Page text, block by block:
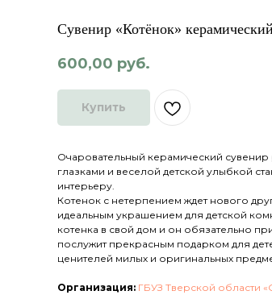
Сувенир «Котёнок»
600,00 руб.
Купить
Очаровательный керамический
глазками и веселой детской улыбкой
интерьеру.
Котенок с нетерпением ждет нового
идеальным украшением для детской
котенка в свой дом и он обязательно
послужит прекрасным подарком для
ценителей милых и оригинальных
Организация: ГБУЗ Тверской области